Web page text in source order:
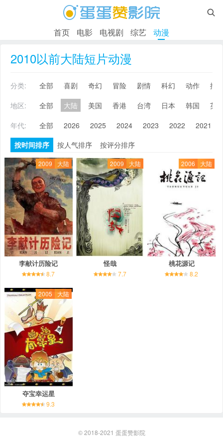

首页 电影 电视剧 综艺 动漫
2010以前大陆短片动漫
分类: 全部 喜剧 奇幻 冒险 剧情 科幻 动作
搞
地区:
全部 大陆 美国 香港 台湾 日本 韩国
英
年代:
全部 2026 2025 2024 2023 2022 2021
按时间排序
按人气排序 按评分排序
2009 大陆
李献计历险记
8.7
2009 大陆
怪哉
7.7
2006 大陆
桃花源记
8.2
2005 大陆
夺宝幸运星
9.3
© 2018-2021 蛋蛋赞影院